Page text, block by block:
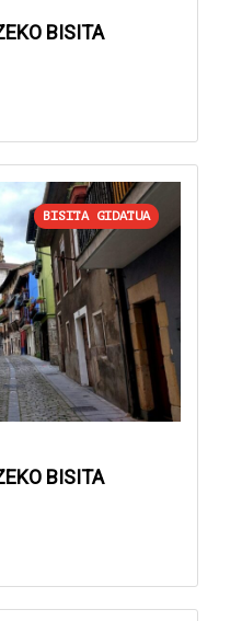
BISITA
BISITA GIDATUA
BISITA